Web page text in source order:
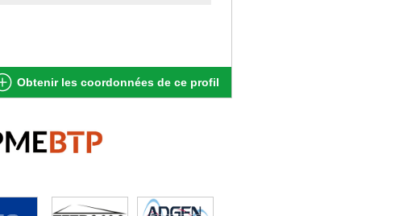
Obtenir les coordonnées de ce profil